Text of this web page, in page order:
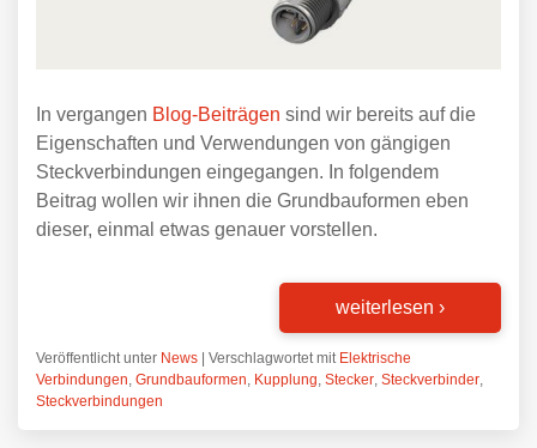
In vergangen Blog-Beiträgen sind wir bereits auf die
Eigenschaften und Verwendungen von gängigen
Steckverbindungen eingegangen. In folgendem
Beitrag wollen wir ihnen die Grundbauformen eben
dieser, einmal etwas genauer vorstellen.
weiterlesen ›
Veröffentlicht unter News Verschlagwortet mit Elektrische
Verbindungen, Grundbauformen, Kupplung, Stecker, Steckverbinder,
Steckverbindungen